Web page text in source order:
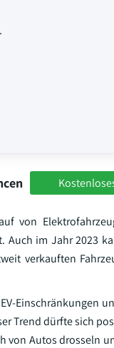
von
im Jahr 2023
verkauften
Einschränkungen
Trend dürfte sich
von Autos drosseln